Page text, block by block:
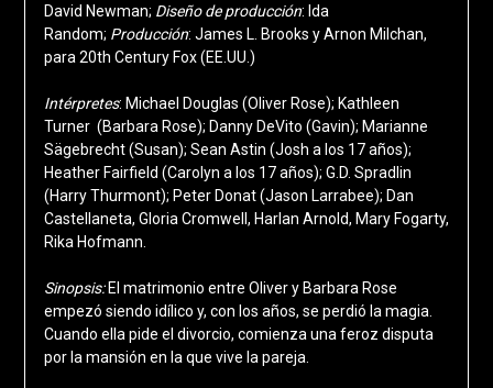
David Newman; Diseño de producción: Ida
Random; Producción: James L. Brooks y Arnon Milchan,
para 20th Century Fox (EE.UU.)
Intérpretes: Michael Douglas (Oliver Rose); Kathleen
Turner (Barbara Rose); Danny DeVito (Gavin); Marianne
Sägebrecht (Susan); Sean Astin (Josh a los 17 años);
Heather Fairfield (Carolyn a los 17 años); G.D. Spradlin
(Harry Thurmont); Peter Donat (Jason Larrabee); Dan
Castellaneta, Gloria Cromwell, Harlan Arnold, Mary Fogarty,
Rika Hofmann.
Sinopsis: El matrimonio entre Oliver y Barbara Rose
empezó siendo idílico y, con los años, se perdió la magia.
Cuando ella pide el divorcio, comienza una feroz disputa
por la mansión en la que vive la pareja.